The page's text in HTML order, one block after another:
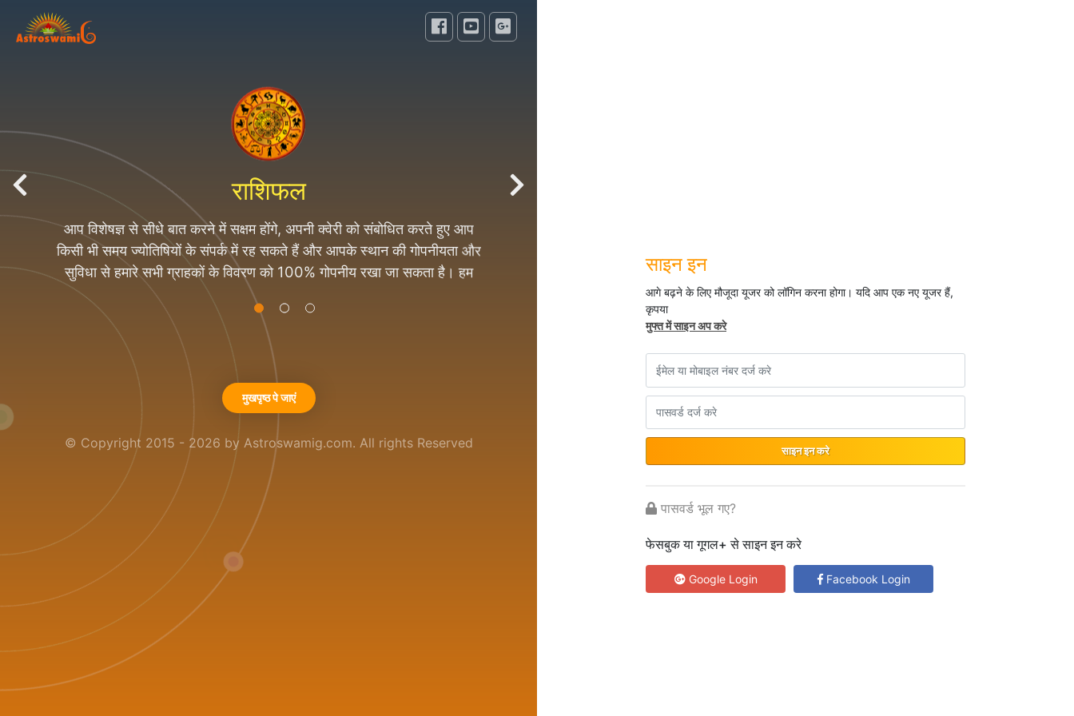
राशिफल
आप विशेषज्ञ से सीधे बात करने में सक्षम होंगे, अपनी क्वेरी को संबोधित करते हुए आप
किसी भी समय ज्योतिषियों के संपर्क में रह सकते हैं और आपके स्थान की गोपनीयता और
सुविधा से हमारे सभी ग्राहकों के विवरण को 100% गोपनीय रखा जा सकता है। हम
ग्राहक की जानकारी किसी को नहीं देते हैं।
ज्योतिष के उपाय
हम 500 से अधिक उत्पादों को पूरी तरह से अभिमंत्रित के बाद सभी सक्रिय उत्पादों को
बेच रहे हैं। हम निर्माता / थोक / निर्यातक / आपूर्तिकर्ता हैं तो 1000 से अधिक
आध्यात्मिक उत्पाद रेंज, रुद्राक्ष और रोज़री, जेम्स, यन्त्र, तंत्र मंत्र सामग्री।
मुखपृष्ठ पे जाएं
© Copyright 2015 - 2026 by Astroswamig.com. All rights Reserved
साइन इन
आगे बढ़ने के लिए मौजूदा यूजर को लॉगिन करना होगा। यदि आप एक नए यूजर हैं,
कृपया
मुफ्त में साइन अप करे
साइन इन करे
पासवर्ड भूल गए?
फेसबुक या गूगल+ से साइन इन करे
Google Login Facebook Login